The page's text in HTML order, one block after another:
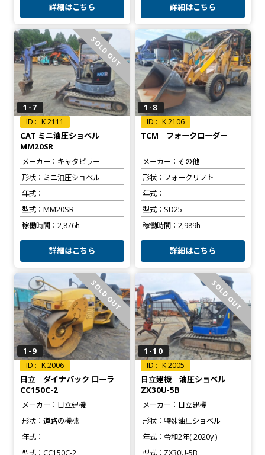
詳細はこちら 詳細はこちら
SOLD OUT
1-7
K 2111
CAT ミニ油圧ショベル
MM20SR
メーカー
キャタピラー
形状
ミニ油圧ショベル
年式
型式
MM20SR
稼働時間
2,876h
詳細はこちら
1-8
K 2106
TCM フォークローダー
メーカー
その他
形状
フォークリフト
年式
型式
SD25
稼働時間
2,989h
詳細はこちら
SOLD OUT
1-9
K 2006
日立 ダイナパック ローラ
CC150C-2
メーカー
日立建機
形状
道路の機械
年式
型式
CC150C-2
SOLD OUT
1-10
K 2005
日立建機 油圧ショベル
ZX30U-5B
メーカー
日立建機
形状
特殊油圧ショベル
年式
令和2年( 2020y )
型式
ZX30U-5B